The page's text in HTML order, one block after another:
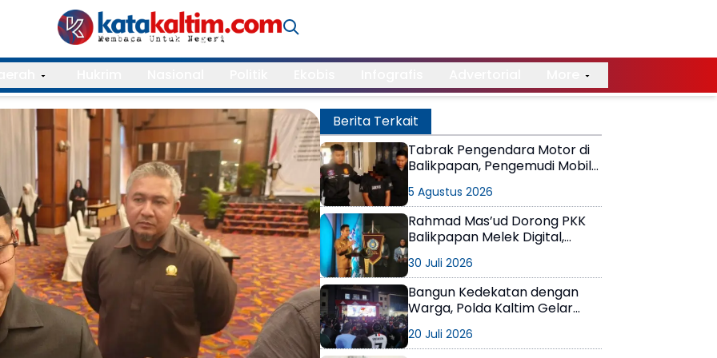
Berita Terkait
Tabrak Pengendara Motor di
Balikpapan, Pengemudi Mobil
5 Agustus 2026
Rahmad Mas’ud Dorong PKK
Balikpapan Melek Digital,
Keluarga
30 Juli 2026
Bangun Kedekatan dengan
Warga, Polda Kaltim Gelar
Penuh Kebersamaan
20 Juli 2026